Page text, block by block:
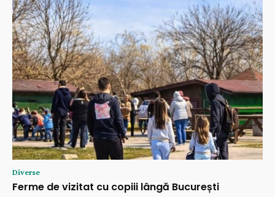
Diverse
Ferme de vizitat cu copiii lângă București